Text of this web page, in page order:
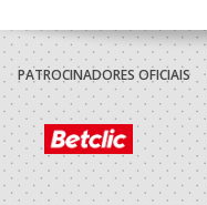
PATROCINADORES OFICIAIS